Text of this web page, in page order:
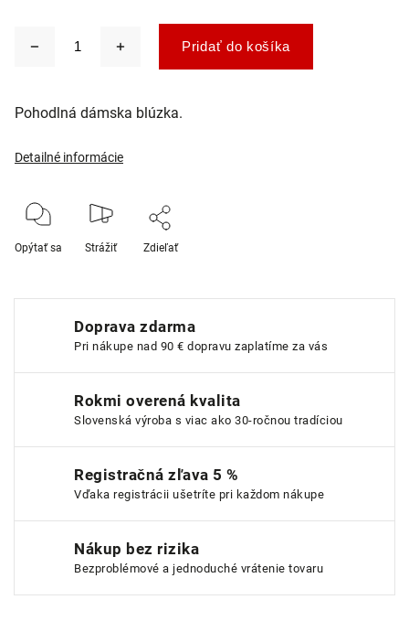
Pridať do košíka
Pohodlná dámska blúzka.
Detailné informácie
Opýtať sa Strážiť Zdieľať
Doprava zdarma
Pri nákupe nad 90 € dopravu zaplatíme za vás
Rokmi overená kvalita
Slovenská výroba s viac ako 30-ročnou tradíciou
Registračná zľava 5 %
Vďaka registrácii ušetríte pri každom nákupe
Nákup bez rizika
Bezproblémové a jednoduché vrátenie tovaru